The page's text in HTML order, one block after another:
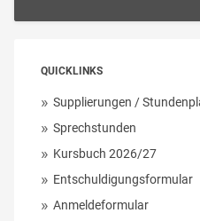
QUICKLINKS
Supplierungen /
Sprechstunden
Kursbuch 2026/27
Entschuldigungsformular
Anmeldeformular